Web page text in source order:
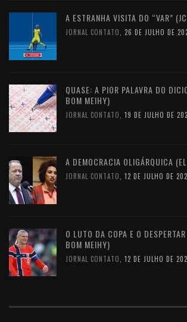
A ESTRANHA VISITA DO “VAR”
JORNAL CONTATO 26 DE JULHO DE
QUASE: A PIOR PALAVRA DO
BOM MEIHY)
JORNAL CONTATO 19 DE JULHO DE
A DEMOCRACIA OLIGÁRQUICA
JORNAL CONTATO 12 DE JULHO DE
O LUTO DA COPA E O
BOM MEIHY)
JORNAL CONTATO 12 DE JULHO DE